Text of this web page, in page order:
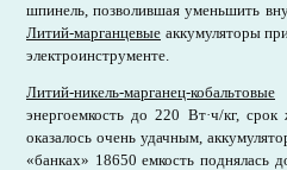
шпинель, позволившая уменьшить
Литий-марганцевые аккумуляторы
электроинструменте.
Литий-никель-марганец-кобальтовые
энергоемкость до 220 Вт·ч/кг,
оказалось очень удачным,
«банках» 18650 емкость